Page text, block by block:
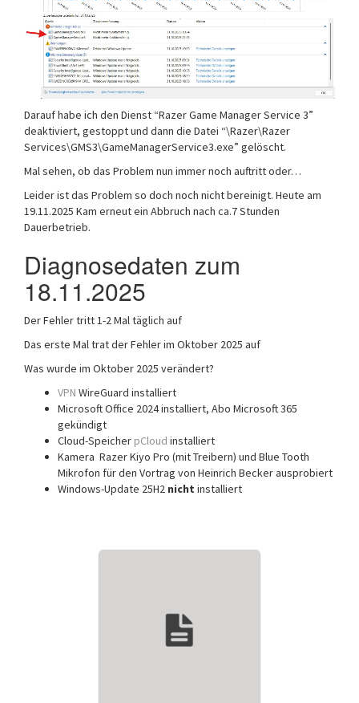
Darauf habe ich den Dienst “Razer Game Manager Service 3”
deaktiviert, gestoppt und dann die Datei “\Razer\Razer
Services\GMS3\GameManagerService3.exe” gelöscht.
Mal sehen, ob das Problem nun immer noch auftritt oder…
Leider ist das Problem so doch noch nicht bereinigt. Heute am
19.11.2025 Kam erneut ein Abbruch nach ca.7 Stunden
Dauerbetrieb.
Diagnosedaten zum
18.11.2025
Der Fehler tritt 1-2 Mal täglich auf
Das erste Mal trat der Fehler im Oktober 2025 auf
Was wurde im Oktober 2025 verändert?
VPN WireGuard installiert
Microsoft Office 2024 installiert, Abo Microsoft 365
gekündigt
Cloud-Speicher pCloud installiert
Kamera Razer Kiyo Pro (mit Treibern) und Blue Tooth
Mikrofon für den Vortrag von Heinrich Becker ausprobiert
Windows-Update 25H2 nicht installiert